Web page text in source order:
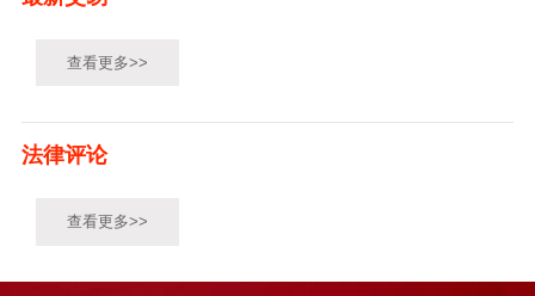
查看更多>>
法律评论
查看更多>>